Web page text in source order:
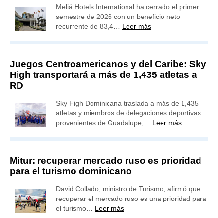
Meliá Hotels International ha cerrado el primer
semestre de 2026 con un beneficio neto
recurrente de 83,4… Leer más
Juegos Centroamericanos y del Caribe: Sky
High transportará a más de 1,435 atletas a
RD
Sky High Dominicana traslada a más de 1,435
atletas y miembros de delegaciones deportivas
provenientes de Guadalupe,… Leer más
Mitur: recuperar mercado ruso es prioridad
para el turismo dominicano
David Collado, ministro de Turismo, afirmó que
recuperar el mercado ruso es una prioridad para
el turismo… Leer más